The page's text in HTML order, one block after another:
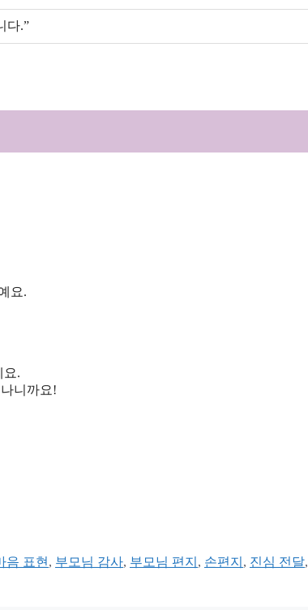
다.”
요.
요.
니까요!
음 표현 , 부모님 감사, 부모님 편지 , 손편지 , 진심 전달,